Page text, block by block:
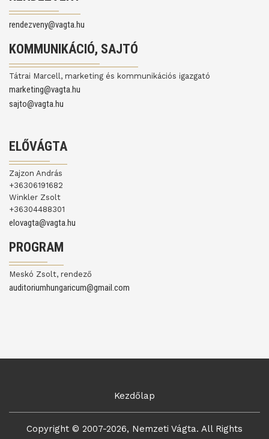
rendezveny@vagta.hu
KOMMUNIKÁCIÓ, SAJTÓ
Tátrai Marcell, marketing és kommunikációs igazgató
marketing@vagta.hu
sajto@vagta.hu
ELŐVÁGTA
Zajzon András
+36306191682
Winkler Zsolt
+36304488301
elovagta@vagta.hu
PROGRAM
Meskó Zsolt, rendező
auditoriumhungaricum@gmail.com
Kezdőlap
Copyright © 2007-2026, Nemzeti Vágta. All Rights